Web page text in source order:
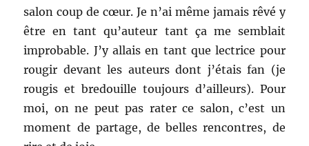
salon coup de cœur. Je n’ai même jamais rêvé y
être en tant qu’auteur tant ça me semblait
improbable. J’y allais en tant que lectrice pour
rougir devant les auteurs dont j’étais fan (je
rougis et bredouille toujours d’ailleurs). Pour
moi, on ne peut pas rater ce salon, c’est un
moment de partage, de belles rencontres, de